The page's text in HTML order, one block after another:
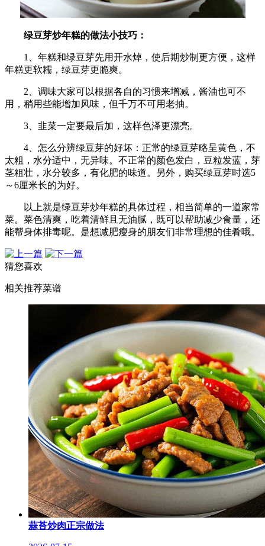
绿豆芽炒年糕的做法小技巧：
1、年糕和绿豆芽先用开水焯，使后期炒制更方便，这样
年糕更软糯，绿豆芽更脆爽。
2、调味大家可以根据各自的习惯来增减，酱油也可不
用，稍用些能增加风味，但千万不可用老抽。
3、韭菜一定要最后加，这样色泽更漂亮。
4、怎么分辨绿豆芽的好坏：正常的绿豆芽略呈黄色，不
太粗，水分适中，无异味。不正常的颜色发白，豆粒发蓝，芽
茎粗壮，水分较多，有化肥的味道。另外，购买绿豆芽时选5
～6厘米长的为好。
以上就是绿豆芽炒年糕的具体过程，相当简单的一道家常
菜。菜色清爽，吃着清鲜且无油腻，既可以帮助减少食量，还
能帮身体排毒呢。是想减肥瘦身的朋友们非常理想的佳肴哦。
猜您喜欢
相关推荐菜谱
蒜苔炒肉正宗做法